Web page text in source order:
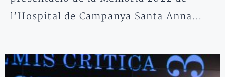
l’Hospital de Campanya Santa Anna…